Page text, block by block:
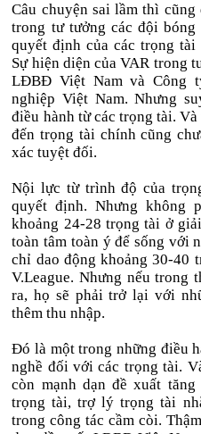
Câu chuyện sai lầm thì
trong tư tưởng các đội
quyết định của các trọng
Sự hiện diện của VAR trong
LĐBĐ Việt Nam và Công
nghiệp Việt Nam. Nhưng
điều hành từ các trọng tài.
đến trọng tài chính cũng
xác tuyệt đối.
Nội lực từ trình độ của
quyết định. Nhưng không
khoảng 24-28 trọng tài ở
toàn tâm toàn ý để sống với
chỉ dao động khoảng 30-40
V.League. Nhưng nếu trong
ra, họ sẽ phải trở lại với
thêm thu nhập.
Đó là một trong những điều
nghề đối với các trọng tài.
còn mạnh dạn đề xuất
trọng tài, trợ lý trọng tài
trong công tác cầm còi.